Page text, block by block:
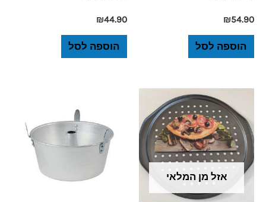
₪54.90
הוספה לסל
₪44.90
הוספה לסל
אזל מן המלאי